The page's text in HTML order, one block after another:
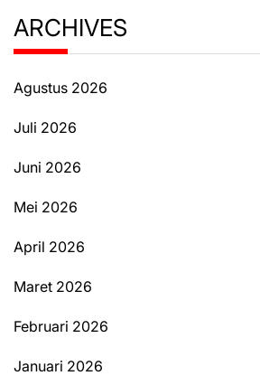
ARCHIVES
Agustus 2026
Juli 2026
Juni 2026
Mei 2026
April 2026
Maret 2026
Februari 2026
Januari 2026